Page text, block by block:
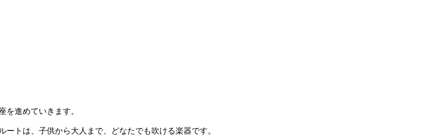
進めていきます。
トは、子供から大人まで、どなたでも吹ける楽器です。